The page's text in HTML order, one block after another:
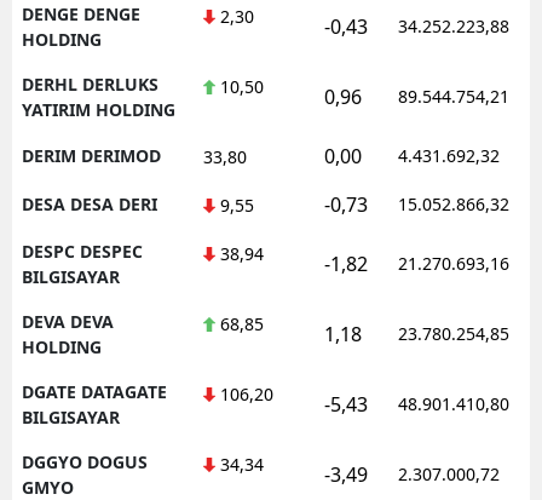
DENGE DENGE
HOLDING
2,30 -0,43 34.252.223,88
DERHL DERLUKS
YATIRIM HOLDING
10,50 0,96 89.544.754,21
DERIM DERIMOD 33,80 0,00 4.431.692,32
DESA DESA DERI 9,55 -0,73 15.052.866,32
DESPC DESPEC
BILGISAYAR
38,94 -1,82 21.270.693,16
DEVA DEVA
HOLDING
68,85 1,18 23.780.254,85
DGATE DATAGATE
BILGISAYAR
106,20 -5,43 48.901.410,80
DGGYO DOGUS
GMYO
34,34 -3,49 2.307.000,72